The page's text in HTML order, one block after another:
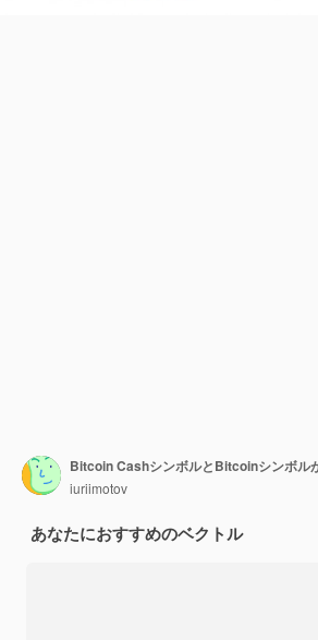
iuriimotov
あなたにおすすめのベクトル